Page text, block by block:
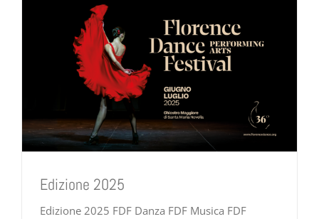
Edizione 2025
Edizione 2025 FDF Danza FDF Musica FDF